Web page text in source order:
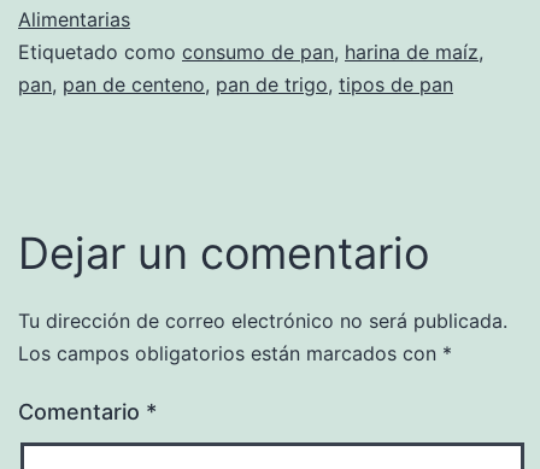
Alimentarias
Etiquetado como consumo de pan, harina de maíz,
pan, pan de centeno, pan de trigo, tipos de pan
Dejar un comentario
Tu dirección de correo electrónico no será publicada.
Los campos obligatorios están marcados con *
Comentario *